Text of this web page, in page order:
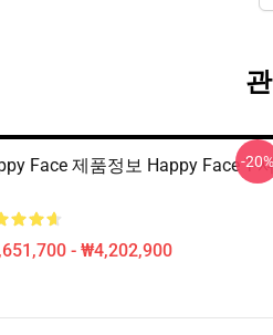
Face 제품정보 Happy Face T-셔
- ₩4,202,900
-20%